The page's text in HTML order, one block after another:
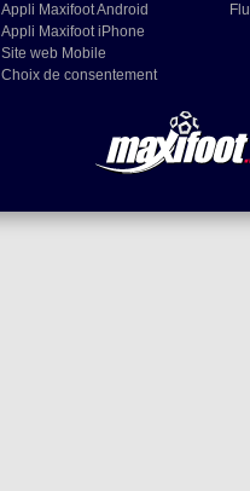
Appli Maxifoot Android
Appli Maxifoot iPhone
Site web Mobile
Choix de consentement